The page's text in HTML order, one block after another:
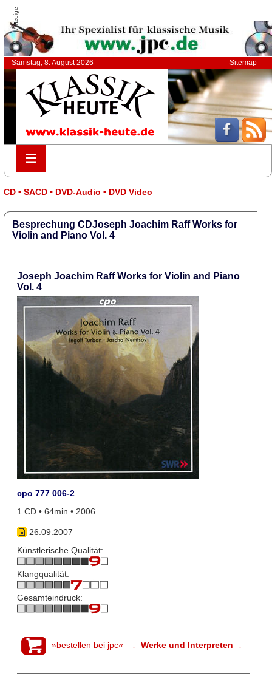
Anzeige
Samstag, 8. August 2026 Sitemap
≡
≡
CD • SACD • DVD-Audio • DVD Video
Besprechung CDJoseph Joachim Raff Works for
Violin and Piano Vol. 4
Joseph Joachim Raff Works for Violin and Piano
Vol. 4
cpo 777 006-2
1 CD • 64min • 2006
26.09.2007
Künstlerische Qualität:
Klangqualität:
Gesamteindruck:
»bestellen bei jpc« ↓ Werke und Interpreten ↓